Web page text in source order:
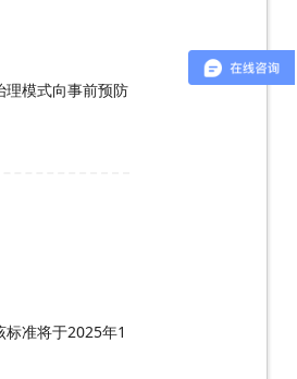
理模式向事前预防
准将于2025年1